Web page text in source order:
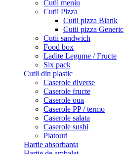
Cutii meniu
Cutii Pizza
Cutii pizza Blank
Cutii pizza Generic
Cutii sandwich
Food box
Ladite Legume / Fructe
Six pack
Cutii din plastic
Caserole diverse
Caserole fructe
Caserole oua
Caserole PP / termo
Caserole salata
Caserole sushi
Platouri
Hartie absorbanta